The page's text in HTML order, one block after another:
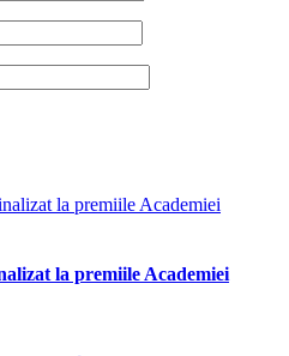
la premiile Academiei